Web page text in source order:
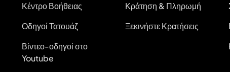
Κέντρο Βοήθειας
Οδηγοί Τατουάζ
Βίντεο-οδηγοί στο
Youtube
Κράτηση & Πληρωμή
Ξεκινήστε Κρατήσεις